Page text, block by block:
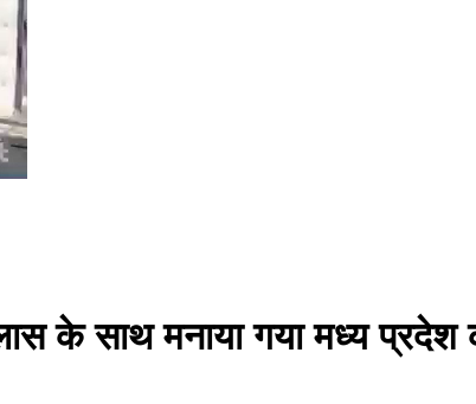
के साथ मनाया गया मध्य प्रदेश